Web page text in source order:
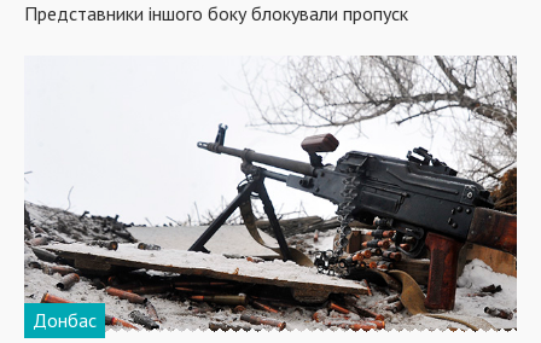
Представники іншого боку блокували пропуск
Донбас